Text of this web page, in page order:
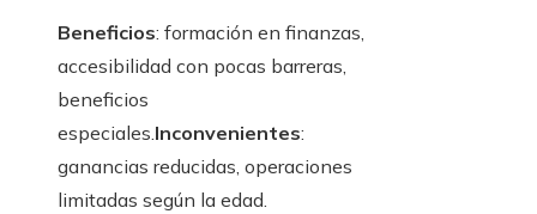
Beneficios: formación en finanzas,
accesibilidad con pocas barreras,
beneficios
especiales.Inconvenientes:
ganancias reducidas, operaciones
limitadas según la edad.